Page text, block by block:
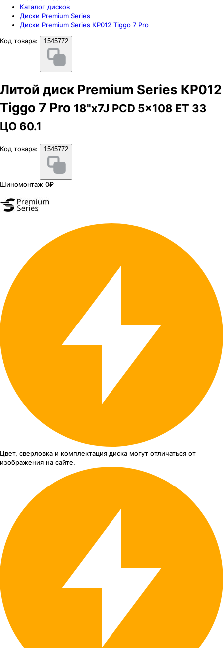
Каталог дисков
Диски Premium Series
Диски Premium Series КР012 Tiggo 7 Pro
Код товара:
1545772
Литой диск Premium Series КР012
Tiggo 7 Pro 18"x7J PCD 5x108 ЕТ 33
ЦО 60.1
Код товара: 1545772
Шиномонтаж 0₽
Цвет, сверловка и комплектация диска могут отличаться от
изображения на сайте.